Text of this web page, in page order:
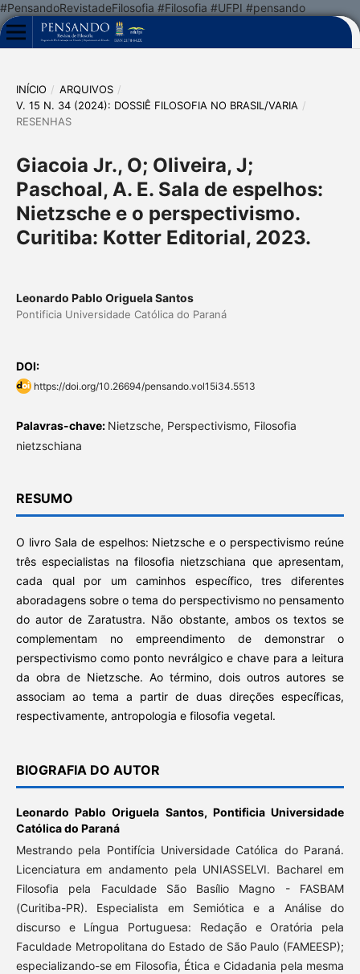
#PensandoRevistadeFilosofia #Filosofia #UFPI #pensando
INÍCIO / ARQUIVOS /
V. 15 N. 34 (2024): DOSSIÊ FILOSOFIA NO BRASIL/VARIA /
RESENHAS
Giacoia Jr., O; Oliveira, J;
Paschoal, A. E. Sala de espelhos:
Nietzsche e o perspectivismo.
Curitiba: Kotter Editorial, 2023.
Leonardo Pablo Origuela Santos
Pontificia Universidade Católica do Paraná
DOI:
https://doi.org/10.26694/pensando.vol15i34.5513
Palavras-chave: Nietzsche, Perspectivismo, Filosofia
nietzschiana
RESUMO
O livro Sala de espelhos: Nietzsche e o perspectivismo reúne
três especialistas na filosofia nietzschiana que apresentam,
cada qual por um caminhos específico, tres diferentes
aboradagens sobre o tema do perspectivismo no pensamento
do autor de Zaratustra. Não obstante, ambos os textos se
complementam no empreendimento de demonstrar o
perspectivismo como ponto nevrálgico e chave para a leitura
da obra de Nietzsche. Ao término, dois outros autores se
associam ao tema a partir de duas direções específicas,
respectivamente, antropologia e filosofia vegetal.
BIOGRAFIA DO AUTOR
Leonardo Pablo Origuela Santos, Pontificia Universidade
Católica do Paraná
Mestrando pela Pontifícia Universidade Católica do Paraná.
Licenciatura em andamento pela UNIASSELVI. Bacharel em
Filosofia pela Faculdade São Basílio Magno - FASBAM
(Curitiba-PR). Especialista em Semiótica e a Análise do
discurso e Língua Portuguesa: Redação e Oratória pela
Faculdade Metropolitana do Estado de São Paulo (FAMEESP);
especializando-se em Filosofia, Ética e Cidadania pela mesma